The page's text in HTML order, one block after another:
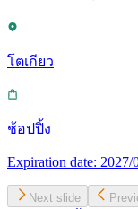
โตเกียว
ช้อปปิ้ง
Expiration date: 2027/
Next slide